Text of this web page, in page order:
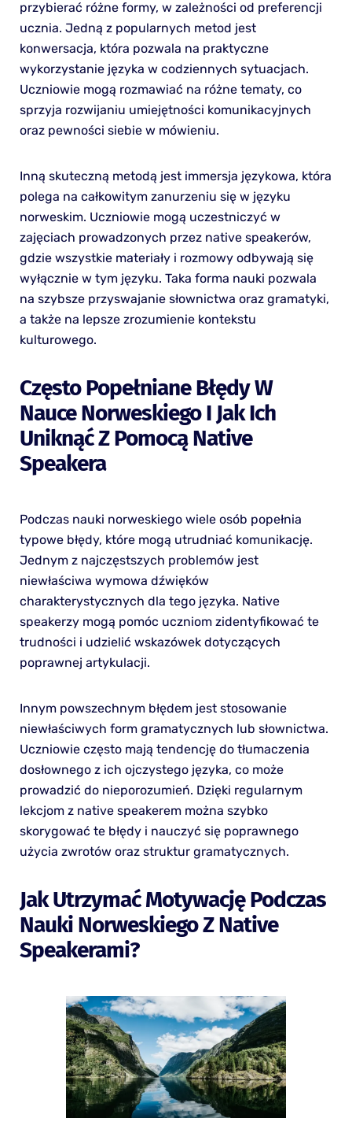
przybierać różne formy, w zależności od preferencji
ucznia. Jedną z popularnych metod jest
konwersacja, która pozwala na praktyczne
wykorzystanie języka w codziennych sytuacjach.
Uczniowie mogą rozmawiać na różne tematy, co
sprzyja rozwijaniu umiejętności komunikacyjnych
oraz pewności siebie w mówieniu.
Inną skuteczną metodą jest immersja językowa, która
polega na całkowitym zanurzeniu się w języku
norweskim. Uczniowie mogą uczestniczyć w
zajęciach prowadzonych przez native speakerów,
gdzie wszystkie materiały i rozmowy odbywają się
wyłącznie w tym języku. Taka forma nauki pozwala
na szybsze przyswajanie słownictwa oraz gramatyki,
a także na lepsze zrozumienie kontekstu
kulturowego.
Często Popełniane Błędy W
Nauce Norweskiego I Jak Ich
Uniknąć Z Pomocą Native
Speakera
Podczas nauki norweskiego wiele osób popełnia
typowe błędy, które mogą utrudniać komunikację.
Jednym z najczęstszych problemów jest
niewłaściwa wymowa dźwięków
charakterystycznych dla tego języka. Native
speakerzy mogą pomóc uczniom zidentyfikować te
trudności i udzielić wskazówek dotyczących
poprawnej artykulacji.
Innym powszechnym błędem jest stosowanie
niewłaściwych form gramatycznych lub słownictwa.
Uczniowie często mają tendencję do tłumaczenia
dosłownego z ich ojczystego języka, co może
prowadzić do nieporozumień. Dzięki regularnym
lekcjom z native speakerem można szybko
skorygować te błędy i nauczyć się poprawnego
użycia zwrotów oraz struktur gramatycznych.
Jak Utrzymać Motywację Podczas
Nauki Norweskiego Z Native
Speakerami?